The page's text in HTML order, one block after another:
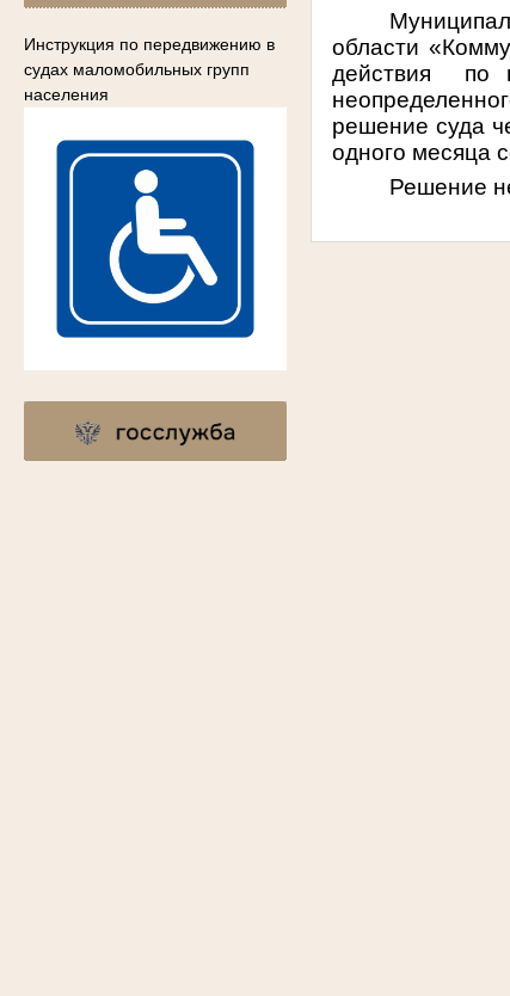
Инструкция по передвижению в
судах маломобильных групп
населения
области
действия
по
решение суда
одного месяца
Решение